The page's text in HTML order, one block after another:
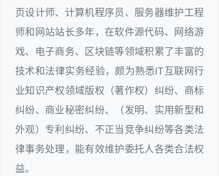
页设计师、计算机程序员、服务器维护工程
师和网站站长多年，在软件源代码、网络游
戏、电子商务、区块链等领域积累了丰富的
技术和法律实务经验，颇为熟悉IT互联网行
业知识产权领域版权（著作权）纠纷、商标
纠纷、商业秘密纠纷、（发明、实用新型和
外观）专利纠纷、不正当竞争纠纷等各类法
律事务处理，能有效维护委托人各类合法权
益。